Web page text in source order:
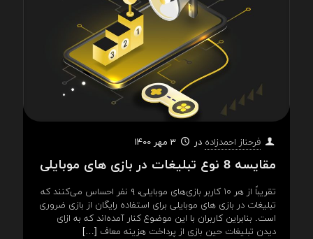
فرحناز احمدزاده در 3 مهر 1400
مقایسه 8 نوع تبلیغات در بازی های موبایلی
تقریباً از هر ۱۰ کاربر بازی‌های موبایلی، ۹ نفر احساس می‌کنند که
تبلیغات در بازی های موبایلی برای استفاده رایگان از بازی ضروری
است. بنابراین کاربران با این موضوع کنار آمده‌اند که به ازای
دیدن تبلیغات حین بازی از پرداخت هزینه معاف […]